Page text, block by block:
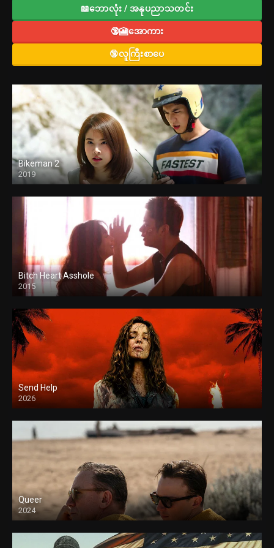
📖ဘောလုံး / အနုပညာသတင်း
🔞🎦အောကား
🔞လူကြီးစာပေ
Bikeman 2
2019
Bitch Heart Asshole
2015
Send Help
2026
Queer
2024